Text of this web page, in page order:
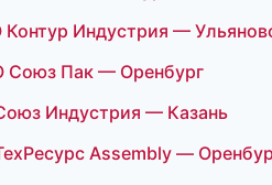
Индустрия —
Союз Пак — Оренбург
Индустрия — Казань
Assembly —